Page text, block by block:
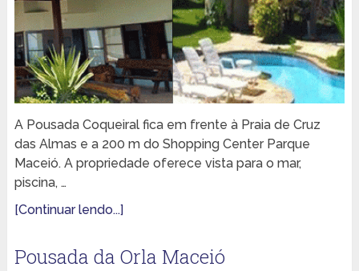
A Pousada Coqueiral fica em frente à Praia de Cruz
das Almas e a 200 m do Shopping Center Parque
Maceió. A propriedade oferece vista para o mar,
piscina, …
[Continuar lendo...]
Pousada da Orla Maceió